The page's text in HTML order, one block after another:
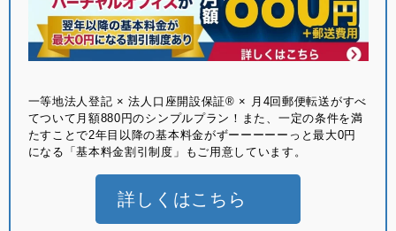
⼀等地法⼈登記 × 法⼈⼝座開設保証® × ⽉4回郵便転送がすべ
てついて月額880円のシンプルプラン！また、一定の条件を満
たすことで2年目以降の基本料金がずーーーーーっと最大0円
になる「基本料金割引制度」もご用意しています。
詳しくはこちら